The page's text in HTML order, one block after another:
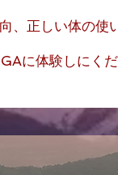
、正しい体の使
に体験しにく